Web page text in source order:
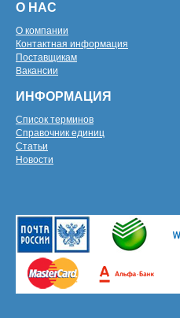
О НАС
О компании
Контактная информация
Поставщикам
Вакансии
ИНФОРМАЦИЯ
Список терминов
Справочник единиц
Статьи
Новости